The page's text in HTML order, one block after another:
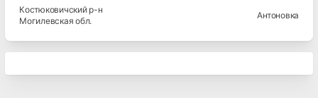
Костюковичскийр-н
Могилевская обл.
Антоновка